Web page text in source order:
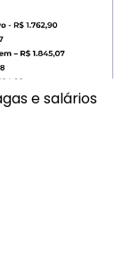
e salários